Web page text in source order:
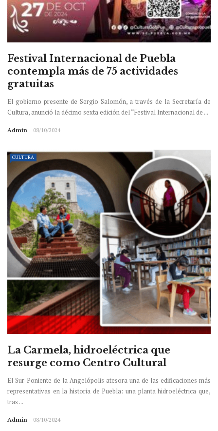
Festival Internacional de Puebla
contempla más de 75 actividades
gratuitas
El gobierno presente de Sergio Salomón, a través de la Secretaría de
Cultura, anunció la décimo sexta edición del “Festival Internacional de ...
Admin 08/10/2024
CULTURA
La Carmela, hidroeléctrica que
resurge como Centro Cultural
El Sur-Poniente de la Angelópolis atesora una de las edificaciones más
representativas en la historia de Puebla: una planta hidroeléctrica que,
tras ...
Admin 08/10/2024